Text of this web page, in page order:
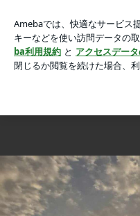
画像 4枚中1枚目